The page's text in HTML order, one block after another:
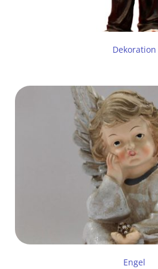
Dekoration
Engel